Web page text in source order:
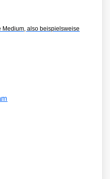
Medium, also beispielsweise